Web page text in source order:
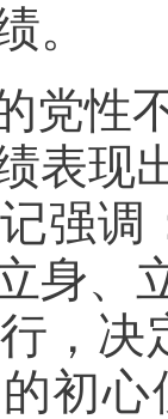
。
党性
表现
强调
身、
，决
初